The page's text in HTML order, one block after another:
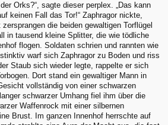
Orks?“, sagte dieser perplex. „Das kann
keinen Fall das Tor!“ Zaphragor nickte,
die beiden gewaltigen Torflügel
in tausend kleine Splitter, die wie tödliche
flogen. Soldaten schrien und rannten wie
warf sich Zaphragor zu Boden und riss
Staub sich wieder legte, rappelte er sich
Dort stand ein gewaltiger Mann in
vollständig von einer schwarzen
schwarzer Umhang fiel ihm über die
Waffenrock mit einer silbernen
Brust. Im ganzen Innenhof herrschte auf